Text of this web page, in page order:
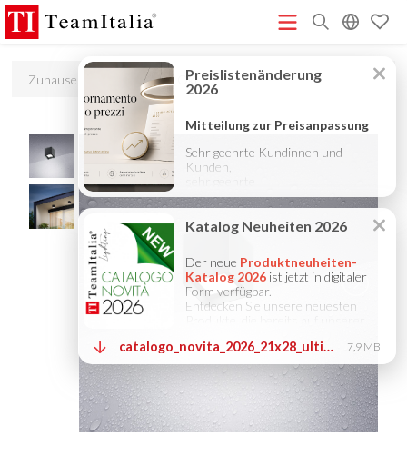
R
Preisliste – Juli 2026(513K) Katalog Neuheiten 2026
CATALOGUE 2025(12M) TECHNICAL CATALOGUE 2025
COMPANY PROFILE ITA (3M) COMPANY PROFILE GB(3M) COMPANY
PROFILE DE
StarTeam 1 (Einführung) (16M)
StarTeam 2
(Produkt)
★Touch-Dim and Synchronization Instructions
Zuhause Produkte Oki